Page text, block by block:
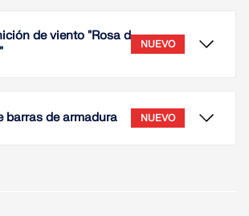
de viento "Rosa d
NUEVO
barras de armadura NUEVO